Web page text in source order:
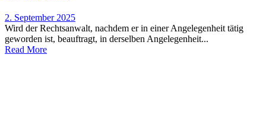
2. September 2025
Wird der Rechtsanwalt, nachdem er in einer Angelegenheit tätig
geworden ist, beauftragt, in derselben Angelegenheit...
Read More